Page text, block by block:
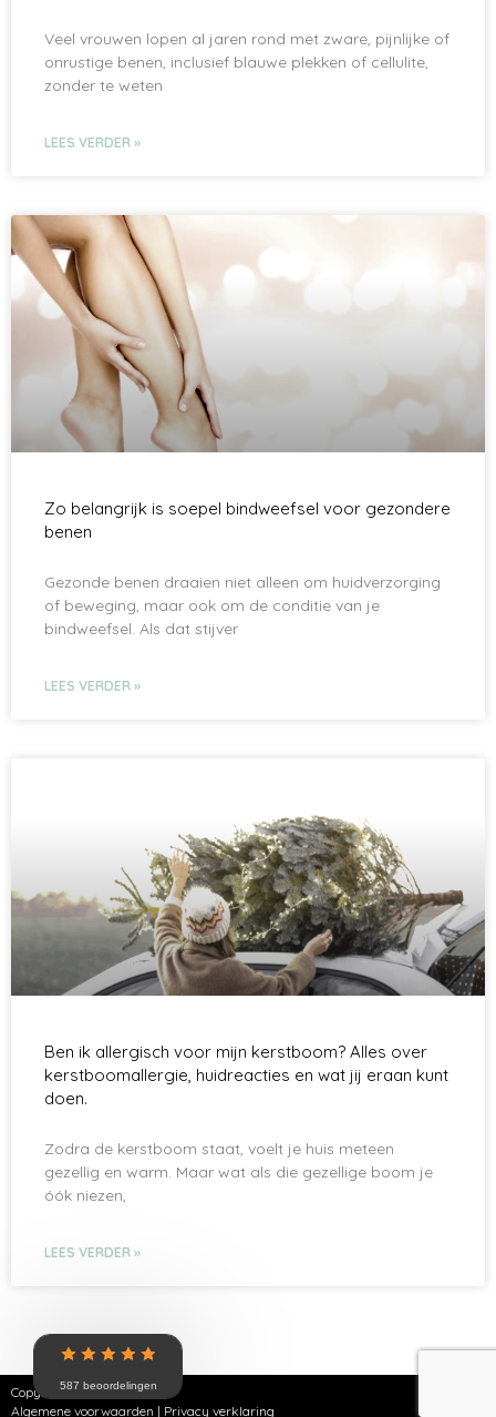
Veel vrouwen lopen al jaren rond met zware, pijnlijke of
onrustige benen, inclusief blauwe plekken of cellulite,
zonder te weten
LEES VERDER »
Zo belangrijk is soepel bindweefsel voor gezondere
benen
Gezonde benen draaien niet alleen om huidverzorging
of beweging, maar ook om de conditie van je
bindweefsel. Als dat stijver
LEES VERDER »
Ben ik allergisch voor mijn kerstboom? Alles over
kerstboomallergie, huidreacties en wat jij eraan kunt
doen.
Zodra de kerstboom staat, voelt je huis meteen
gezellig en warm. Maar wat als die gezellige boom je
óók niezen,
LEES VERDER »
Copyright © 2026 | SKNZ
Algemene voorwaarden | Privacy verklaring
587 beoordelingen